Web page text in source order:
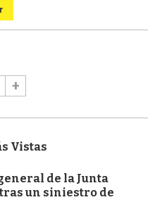
Vistas
de la Junta
un siniestro de